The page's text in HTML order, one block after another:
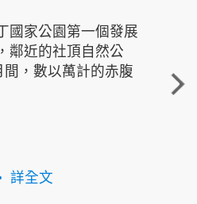
國家公園第一個發展
鄰近的社頂自然公
間，數以萬計的赤腹
詳全文
重
走進